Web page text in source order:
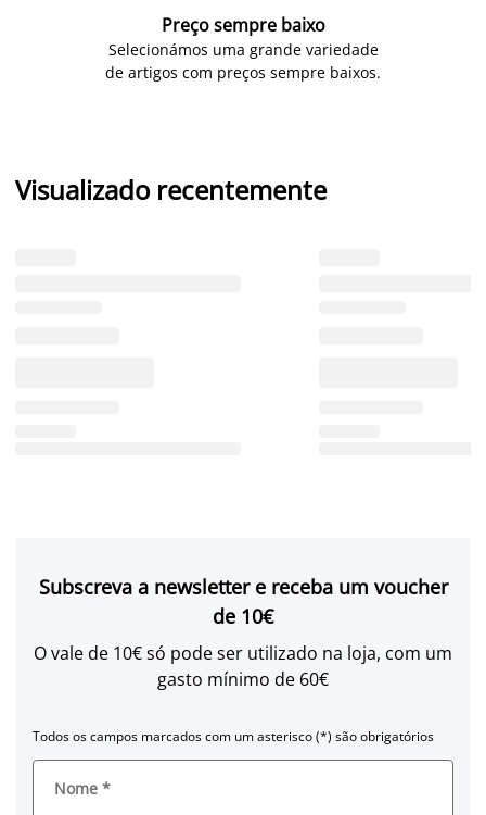
Preço sempre baixo
Selecionámos uma grande variedade
de artigos com preços sempre baixos.
Visualizado recentemente
Subscreva a newsletter e receba um voucher
de 10€
O vale de 10€ só pode ser utilizado na loja, com um
gasto mínimo de 60€
Todos os campos marcados com um asterisco (*) são obrigatórios
Nome *